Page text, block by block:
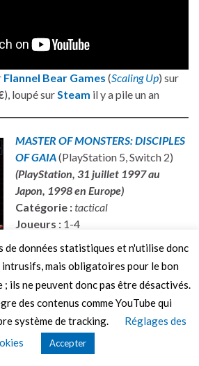
Flannel Bear Games (Scaling Up) sur
), loupé sur Steam il y a pile un an
MASTER OF MONSTERS: DISCIPLES
OF GAIA(PlayStation 5, Switch 2)
(PlayStation, 31 juillet 1997 au
Japon, 1998 en Europe)
Catégorie :tactical
Joueurs : 1-4
Date de sortie réédition :
(1988) est un jeu de stratégie
dans la veine de la série
de données statistiques et n'utilise donc
intrusifs, mais obligatoires pour le bon
ils ne peuvent donc pas être désactivés.
des contenus comme YouTube qui
système de tracking.
Réglages des
Accepter